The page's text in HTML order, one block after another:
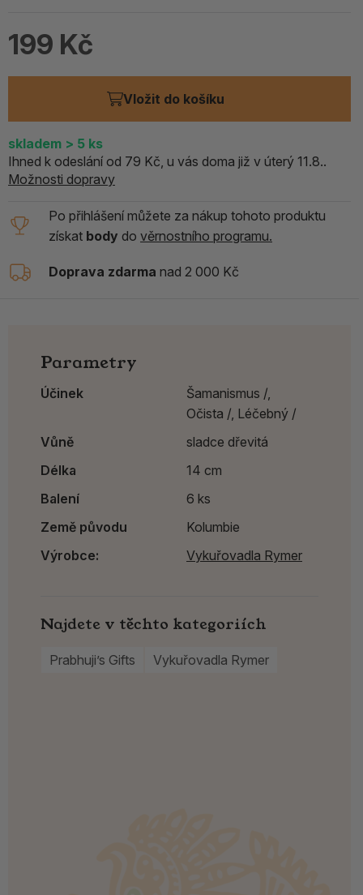
199 Kč
Vložit do košíku
skladem > 5 ks
Ihned k odeslání od 79 Kč, u vás doma již v úterý 11.8..
Možnosti dopravy
Po přihlášení můžete za nákup tohoto produktu
získat body do věrnostního programu.
Doprava zdarma nad 2 000 Kč
Parametry
Účinek
Šamanismus /,
Očista /, Léčebný /
Vůně
sladce dřevitá
Délka
14 cm
Balení
6 ks
Země původu
Kolumbie
Výrobce:
Vykuřovadla Rymer
Najdete v těchto kategoriích
Prabhuji’s Gifts Vykuřovadla Rymer